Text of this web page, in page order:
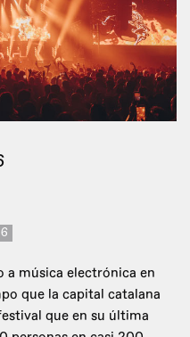
a música electrónica en
que la capital catalana
que en su última